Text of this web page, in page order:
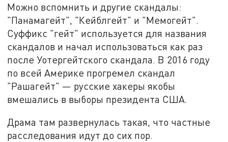
Можно вспомнить и другие скандалы:
"Панамагейт", "Кейблгейт" и "Мемогейт".
Суффикс "гейт" используется для названия
скандалов и начал использоваться как раз
после Уотергейтского скандала. В 2016 году
по всей Америке прогремел скандал
"Рашагейт" — русские хакеры якобы
вмешались в выборы президента США.
Драма там развернулась такая, что частные
расследования идут до сих пор.